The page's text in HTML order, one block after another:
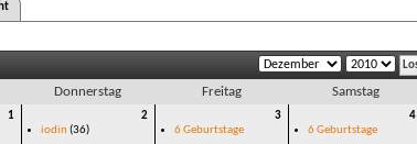
Donnerstag Freitag Samstag
1
2
iodin(36)
3
6 Geburtstage
4
6 Geburtstage